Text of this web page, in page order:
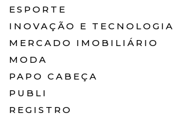
ESPORTE
INOVAÇÃO E TECNOLOGIA
MERCADO IMOBILIÁRIO
MODA
PAPO CABEÇA
PUBLI
REGISTRO